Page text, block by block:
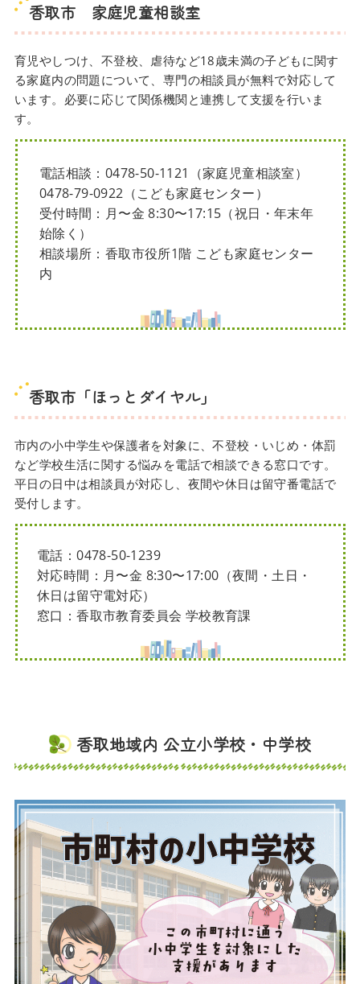
香取市 家庭児童相談室
育児やしつけ、不登校、虐待など18歳未満の子どもに関す
る家庭内の問題について、専門の相談員が無料で対応して
います。必要に応じて関係機関と連携して支援を行いま
す。
電話相談：0478-50-1121（家庭児童相談室）
0478-79-0922（こども家庭センター）
受付時間：月〜金 8:30〜17:15（祝日・年末年
始除く）
相談場所：香取市役所1階 こども家庭センター
内
香取市「ほっとダイヤル」
市内の小中学生や保護者を対象に、不登校・いじめ・体罰
など学校生活に関する悩みを電話で相談できる窓口です。
平日の日中は相談員が対応し、夜間や休日は留守番電話で
受付します。
電話：0478-50-1239
対応時間：月〜金 8:30〜17:00（夜間・土日・
休日は留守電対応）
窓口：香取市教育委員会 学校教育課
香取地域内 公立小学校・中学校